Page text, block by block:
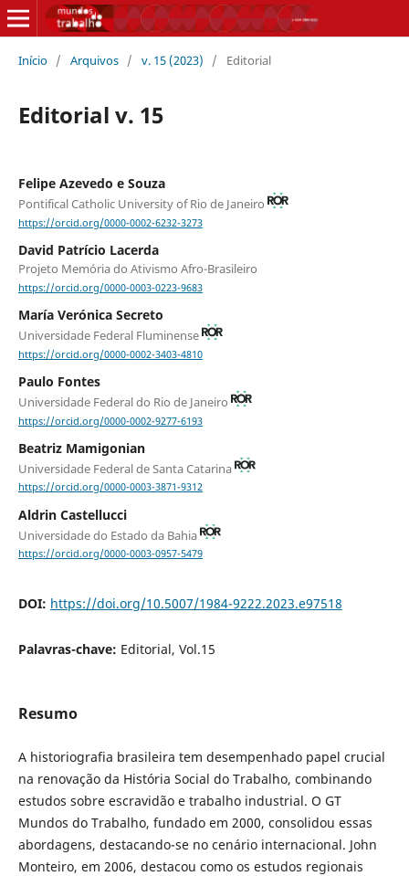
Início / Arquivos / v. 15 (2023) / Editorial
Editorial v. 15
Felipe Azevedo e Souza
Pontifical Catholic University of Rio de Janeiro
https://orcid.org/0000-0002-6232-3273
David Patrício Lacerda
Projeto Memória do Ativismo Afro-Brasileiro
https://orcid.org/0000-0003-0223-9683
María Verónica Secreto
Universidade Federal Fluminense
https://orcid.org/0000-0002-3403-4810
Paulo Fontes
Universidade Federal do Rio de Janeiro
https://orcid.org/0000-0002-9277-6193
Beatriz Mamigonian
Universidade Federal de Santa Catarina
https://orcid.org/0000-0003-3871-9312
Aldrin Castellucci
Universidade do Estado da Bahia
https://orcid.org/0000-0003-0957-5479
DOI: https://doi.org/10.5007/1984-9222.2023.e97518
Palavras-chave: Editorial, Vol.15
Resumo
A historiografia brasileira tem desempenhado papel crucial
na renovação da História Social do Trabalho, combinando
estudos sobre escravidão e trabalho industrial. O GT
Mundos do Trabalho, fundado em 2000, consolidou essas
abordagens, destacando-se no cenário internacional. John
Monteiro, em 2006, destacou como os estudos regionais